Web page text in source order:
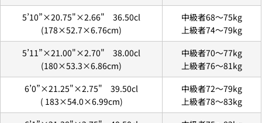
5’10”×20.75"×2.66" 36.50cl
(178×52.7×6.76cm)
中級者68〜75kg
上級者74〜79kg
5’11”×21.00"×2.70" 38.00cl
(180×53.3×6.86cm)
中級者70〜77kg
上級者76〜81kg
6’0”×21.25"×2.75" 39.50cl
( 183×54.0×6.99cm)
中級者72〜79kg
上級者78〜83kg